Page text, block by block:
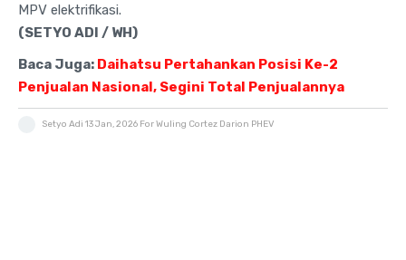
MPV elektrifikasi.
(SETYO ADI / WH)
Baca Juga: Daihatsu Pertahankan Posisi Ke-2
Penjualan Nasional, Segini Total Penjualannya
Setyo Adi 13 Jan, 2026 For Wuling Cortez Darion PHEV